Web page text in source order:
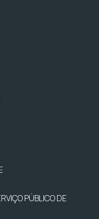
PÚBLICO DE